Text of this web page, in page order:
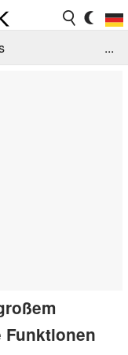
...
Funktionen